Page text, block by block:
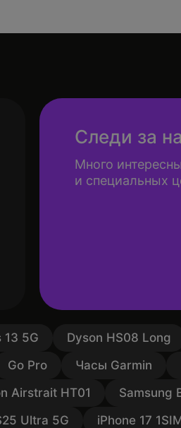
Следи за
Много
и специальных
13 5G Dyson HS08 Long
Go Pro Часы Garmin
Airstrait HT01 Samsung
Ultra 5G iPhone 17